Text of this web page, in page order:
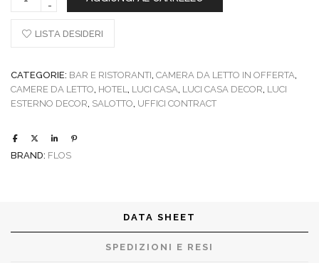
TabTableLISTA DESIDERI
CATEGORIE: BAR E RISTORANTI, CAMERA DA LETTO IN OFFERTA,
CAMERE DA LETTO, HOTEL, LUCI CASA, LUCI CASA DECOR, LUCI
ESTERNO DECOR, SALOTTO, UFFICI CONTRACT
BRAND: FLOS
DATA SHEET
SPEDIZIONI E RESI